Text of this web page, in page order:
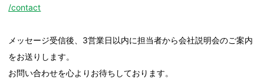
/contact
メッセージ受信後、3営業日以内に担当者から会社説明会のご案内
をお送りします。
お問い合わせを心よりお待ちしております。